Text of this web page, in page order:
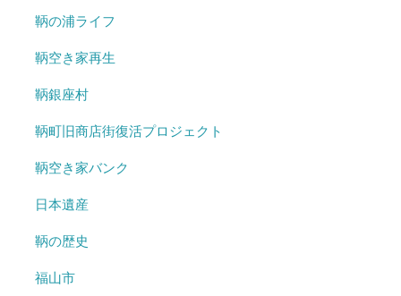
鞆の浦ライフ
鞆空き家再生
鞆銀座村
鞆町旧商店街復活プロジェクト
鞆空き家バンク
日本遺産
鞆の歴史
福山市